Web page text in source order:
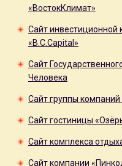
«ВостокКлимат»
Сайт инвестиционной
«B.C.Capital»
Сайт
Человека
Сайт группы
Сайт гостиницы
Сайт комплекса
Сайт компании